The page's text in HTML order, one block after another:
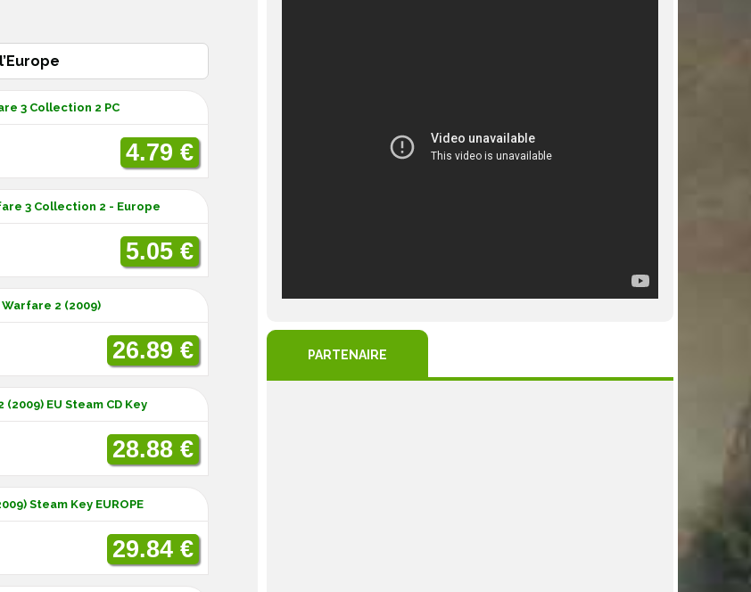
3 Collection 2 PC
4.79 €
3 Collection 2 - Europe
5.05 €
2 (2009)
26.89 €
EU Steam CD Key
28.88 €
Steam Key EUROPE
29.84 €
PARTENAIRE